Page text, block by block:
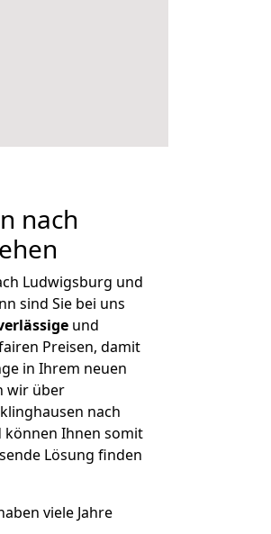
nach
Ludwigsburg und
sind Sie bei uns
und
Preisen, damit
in Ihrem neuen
wir über
nach
Ihnen somit
Lösung finden
viele Jahre